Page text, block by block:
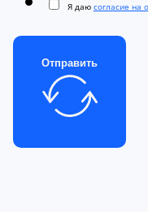
Я даю согласие на
Отправить